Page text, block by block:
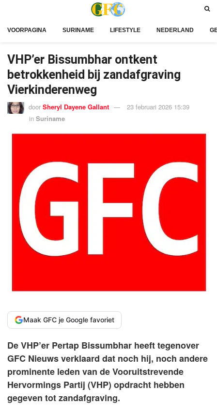
VOORPAGINA SURINAME LIFESTYLE NEDERLAND
VHP’er Bissumbhar ontkent
betrokkenheid bij zandafgraving
Vierkinderenweg
door Sheryl Dayene Gallant
23 februari 2026 15:39
in Suriname
Maak GFC je Google favoriet
De VHP’er Pertap Bissumbhar heeft tegenover
GFC Nieuws verklaard dat noch hij, noch andere
prominente leden van de Vooruitstrevende
Hervormings Partij (VHP) opdracht hebben
gegeven tot zandafgraving.